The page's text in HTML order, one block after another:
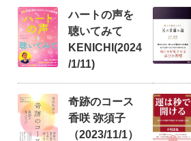
ハートの声を
聴いてみて
KENICHI(2024
/1/11)
奇跡のコース
香咲 弥須子
（2023/11/1）